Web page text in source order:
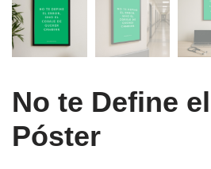
No te Define
Póster